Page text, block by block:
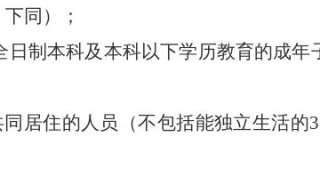
同）；
日制本科及本科以下学历教育的成年
居住的人员（不包括能独立生活的